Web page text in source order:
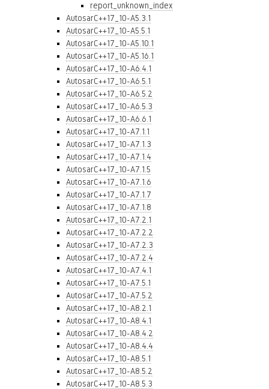
report_unknown_index
AutosarC++17_10-A5.3.1
AutosarC++17_10-A5.5.1
AutosarC++17_10-A5.10.1
AutosarC++17_10-A5.16.1
AutosarC++17_10-A6.4.1
AutosarC++17_10-A6.5.1
AutosarC++17_10-A6.5.2
AutosarC++17_10-A6.5.3
AutosarC++17_10-A6.6.1
AutosarC++17_10-A7.1.1
AutosarC++17_10-A7.1.3
AutosarC++17_10-A7.1.4
AutosarC++17_10-A7.1.5
AutosarC++17_10-A7.1.6
AutosarC++17_10-A7.1.7
AutosarC++17_10-A7.1.8
AutosarC++17_10-A7.2.1
AutosarC++17_10-A7.2.2
AutosarC++17_10-A7.2.3
AutosarC++17_10-A7.2.4
AutosarC++17_10-A7.4.1
AutosarC++17_10-A7.5.1
AutosarC++17_10-A7.5.2
AutosarC++17_10-A8.2.1
AutosarC++17_10-A8.4.1
AutosarC++17_10-A8.4.2
AutosarC++17_10-A8.4.4
AutosarC++17_10-A8.5.1
AutosarC++17_10-A8.5.2
AutosarC++17_10-A8.5.3